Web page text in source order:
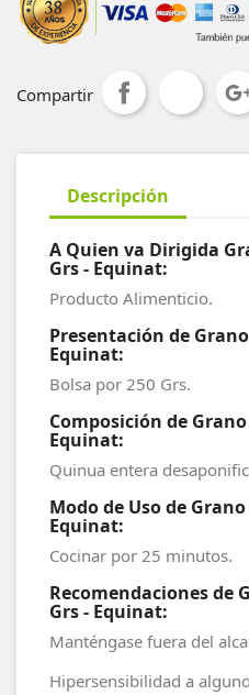
Compartir
Descripción
A Quien va Dirigida
Grs - Equinat:
Producto Alimenticio.
Presentación de
Equinat:
Bolsa por 250 Grs.
Composición de
Equinat:
Quinua entera
Modo de Uso de
Equinat:
Cocinar por 25 minutos.
Recomendaciones de
Grs - Equinat:
Manténgase fuera del
Hipersensibilidad a